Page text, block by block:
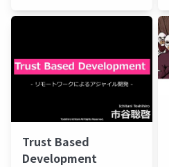
ャパン
Trust Based
Development